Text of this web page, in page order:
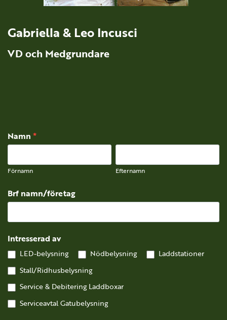
Gabriella & Leo Incusci
VD och Medgrundare
Kontakt
Namn *
Förnamn Efternamn
Brf namn/företag
Intresserad av
LED-belysning Nödbelysning
Laddstationer
Stall/Ridhusbelysning
Service & Debitering Laddboxar
Serviceavtal Gatubelysning